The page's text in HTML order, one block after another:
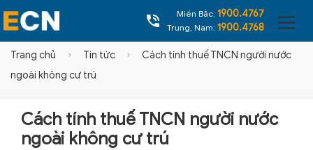
Miền Bắc: 1900.4767
Trung, Nam: 1900.4768
Trang chủ Tin tức
Cách tính thuế TNCN người nước
ngoài không cư trú
Cách tính thuế TNCN người nước
ngoài không cư trú